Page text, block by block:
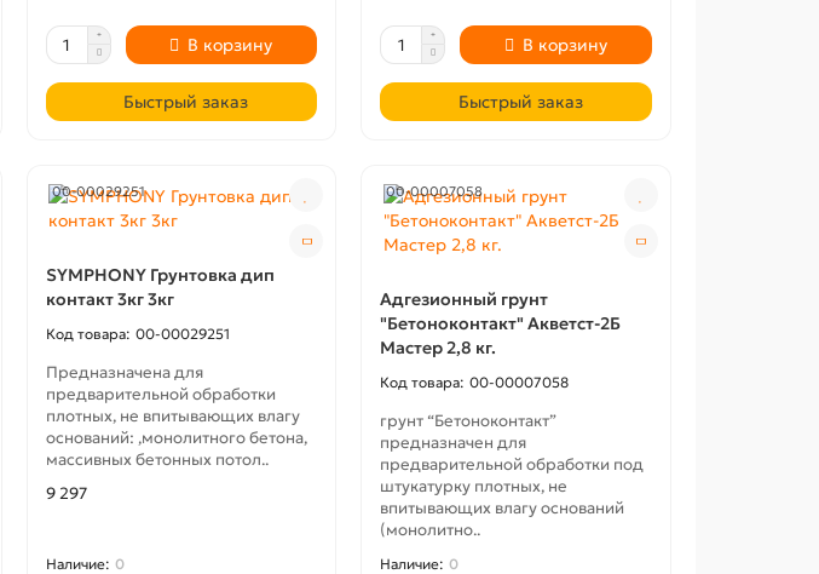
В корзину
Быстрый заказ
В корзину
Быстрый заказ
00-00029251
SYMPHONY Грунтовка дип
контакт 3кг 3кг
00-00029251
Предназначена для
предварительной обработки
плотных, не впитывающих влагу
оснований: ,монолитного бетона,
массивных бетонных потол..
9 297
0
00-00007058
Адгезионный грунт
"Бетоноконтакт" Акветст-2Б
Мастер 2,8 кг.
00-00007058
грунт “Бетоноконтакт”
предназначен для
предварительной обработки под
штукатурку плотных, не
впитывающих влагу оснований
(монолитно..
0